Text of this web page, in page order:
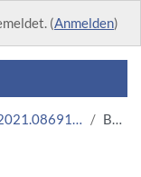
(Anmelden)
2021.08691.2011.2.U11824.BRE_6630 Beschreibung